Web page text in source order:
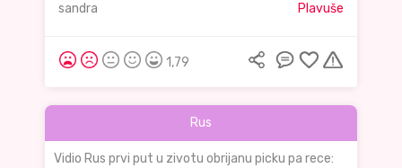
sandra Plavuše
1,79
Rus
Vidio Rus prvi put u zivotu obrijanu picku pa rece: